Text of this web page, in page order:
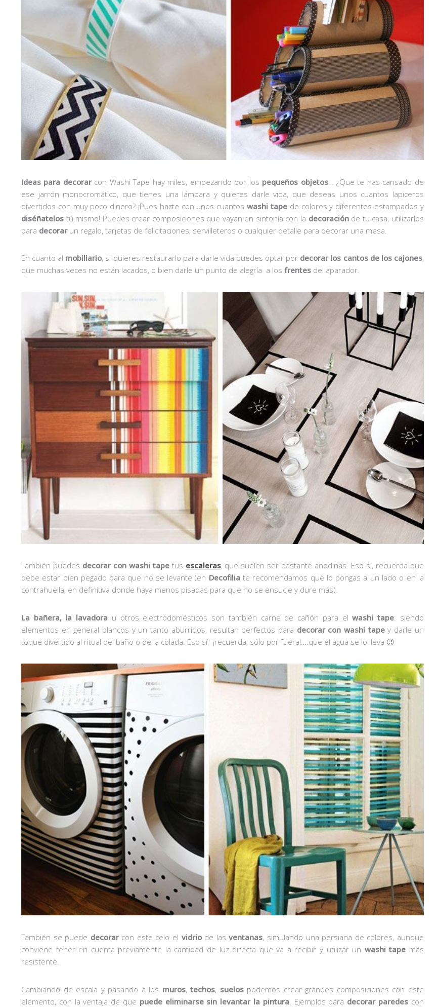
Ideas para decorarcon Washi Tape hay miles, empezando por los pequeños objetos… ¿Que te has cansado de
ese jarrón monocromático, que tienes una lámpara y quieres darle vida, que deseas unos cuantos lapiceros
divertidos con muy poco dinero? ¡Pues hazte con unos cuantoswashi tapede colores y diferentes estampados y
diséñatelos tú mismo! Puedes crear composiciones que vayan en sintonía con la decoraciónde tu casa, utilizarlos
para decorarun regalo, tarjetas de felicitaciones, servilleteros o cualquier detalle para decorar una mesa.
En cuanto al mobiliario, si quieres restaurarlo para darle vida puedes optar por decorar los cantos de los cajones,
que muchas veces no están lacados, o bien darle un punto de alegría a los frentes del aparador.
También puedes decorar con washi tapetus escaleras, que suelen ser bastante anodinas. Eso sí, recuerda que
debe estar bien pegado para que no se levante (en Decofilia te recomendamos que lo pongas a un lado o en la
contrahuella, en definitiva donde haya menos pisadas para que no se ensucie y dure más).
La bañera, la lavadora u otros electrodomésticos son también carne de cañón para elwashi tape: siendo
elementos en general blancos y un tanto aburridos, resultan perfectos para decorar con washi tapey darle un
toque divertido al ritual del baño o de la colada. Eso sí, ¡recuerda, sólo por fuera!….que el agua se lo lleva 😉
También se puede decorarcon este celo el vidriode lasventanas, simulando una persiana de colores, aunque
conviene tener en cuenta previamente la cantidad de luz directa que va a recibir y utilizar un washi tape más
resistente.
Cambiando de escala y pasando a los muros,techos, suelospodemos crear grandes composiciones con este
elemento, con la ventaja de que puede eliminarse sin levantar la pintura . Ejemplos para decorar paredes con